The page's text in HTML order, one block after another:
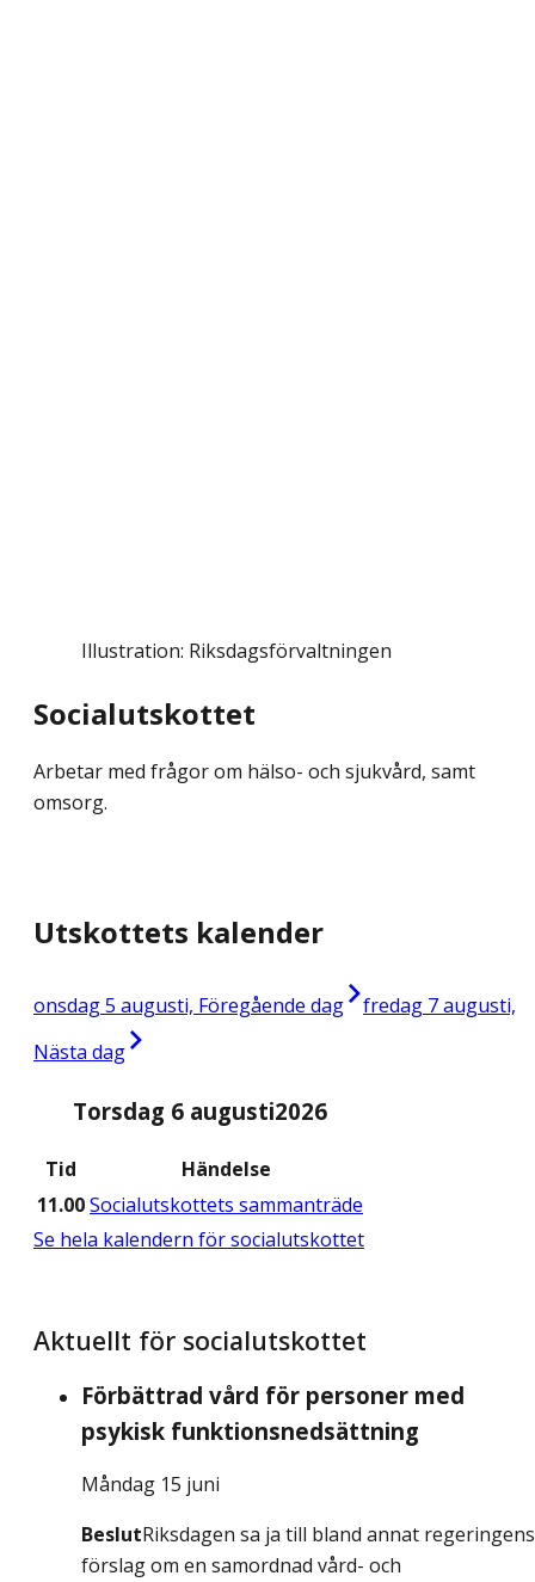
Illustration: Riksdagsförvaltningen
Socialutskottet
Arbetar med frågor om hälso- och sjukvård, samt
omsorg.
Utskottets kalender
onsdag 5 augusti, Föregående dag
fredag 7 augusti,
Nästa dag
Torsdag 6 augusti2026
Tid
Händelse
11.00Socialutskottets sammanträde
Se hela kalendern för socialutskottet
Aktuellt för socialutskottet
Förbättrad vård för personer med
psykisk funktionsnedsättning
Måndag 15 juni
BeslutRiksdagen sa ja till bland annat regeringens
förslag om en samordnad vård- och